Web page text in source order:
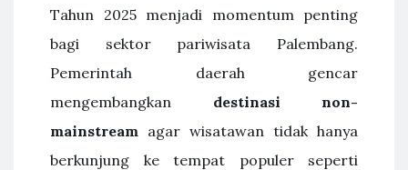
Tahun 2025 menjadi momentum penting
bagi sektor pariwisata Palembang.
Pemerintah daerah gencar
mengembangkan destinasi non-
mainstream agar wisatawan tidak hanya
berkunjung ke tempat populer seperti